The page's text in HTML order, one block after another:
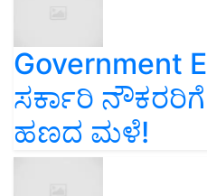
Government
ಸರ್ಕಾರಿ
ಹಣದ ಮಳೆ!